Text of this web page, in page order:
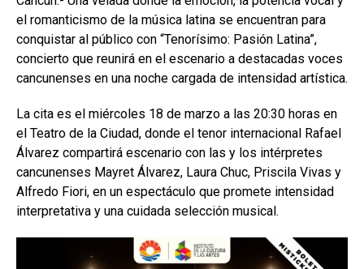
el romanticismo de la música latina se encuentran para
conquistar al público con “Tenorísimo: Pasión Latina”,
concierto que reunirá en el escenario a destacadas voces
cancunenses en una noche cargada de intensidad artística.
La cita es el miércoles 18 de marzo a las 20:30 horas en
el Teatro de la Ciudad, donde el tenor internacional Rafael
Álvarez compartirá escenario con las y los intérpretes
cancunenses Mayret Álvarez, Laura Chuc, Priscila Vivas y
Alfredo Fiori, en un espectáculo que promete intensidad
interpretativa y una cuidada selección musical.